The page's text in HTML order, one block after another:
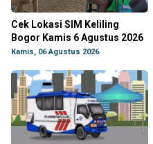
Cek Lokasi SIM Keliling
Bogor Kamis 6 Agustus 2026
Kamis, 06 Agustus 2026